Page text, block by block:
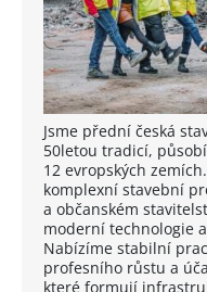
Jsme přední česká
50letou tradicí,
12 evropských
komplexní stavební
a občanském
moderní technologie
Nabízíme stabilní
profesního růstu a
které formují